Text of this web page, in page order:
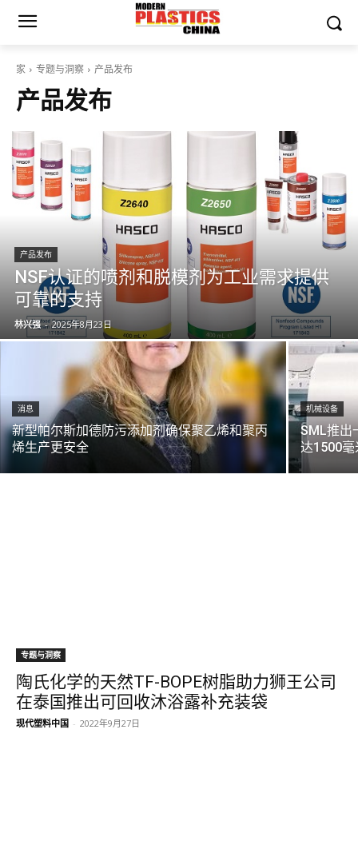
家 专题与洞察 产品发布
产品发布
产品发布
NSF认证的喷剂和脱模剂为工业需求提供
可靠的支持
林兴强 - 2025年8月23日
消息
新型帕尔斯加德防污添加剂确保聚乙烯和聚丙
烯生产更安全
机械设备
SML推出
达1500
专题与洞察
陶氏化学的天然TF-BOPE树脂助力狮王公司
在泰国推出可回收沐浴露补充装袋
现代塑料中国 - 2022年9月27日